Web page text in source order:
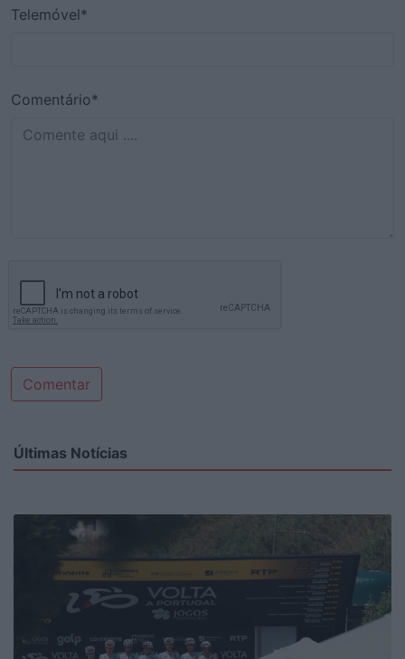
Telemóvel*
Comentário*
Comentar
Últimas Notícias